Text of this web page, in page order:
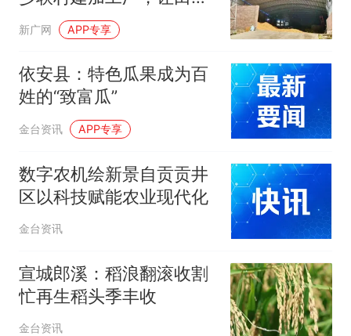
粮食变身“致富粮”
新广网 APP专享
依安县：特色瓜果成为百
姓的“致富瓜”
金台资讯 APP专享
数字农机绘新景自贡贡井
区以科技赋能农业现代化
金台资讯
宣城郎溪：稻浪翻滚收割
忙再生稻头季丰收
金台资讯